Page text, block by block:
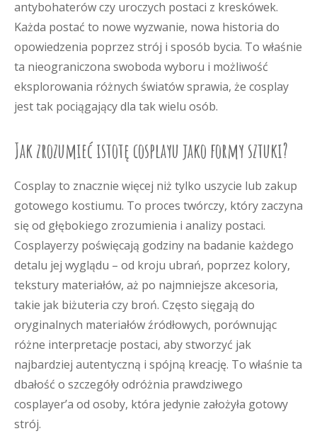
antybohaterów czy uroczych postaci z kreskówek.
Każda postać to nowe wyzwanie, nowa historia do
opowiedzenia poprzez strój i sposób bycia. To właśnie
ta nieograniczona swoboda wyboru i możliwość
eksplorowania różnych światów sprawia, że cosplay
jest tak pociągający dla tak wielu osób.
Jak zrozumieć istotę cosplayu jako formy sztuki?
Cosplay to znacznie więcej niż tylko uszycie lub zakup
gotowego kostiumu. To proces twórczy, który zaczyna
się od głębokiego zrozumienia i analizy postaci.
Cosplayerzy poświęcają godziny na badanie każdego
detalu jej wyglądu – od kroju ubrań, poprzez kolory,
tekstury materiałów, aż po najmniejsze akcesoria,
takie jak biżuteria czy broń. Często sięgają do
oryginalnych materiałów źródłowych, porównując
różne interpretacje postaci, aby stworzyć jak
najbardziej autentyczną i spójną kreację. To właśnie ta
dbałość o szczegóły odróżnia prawdziwego
cosplayer’a od osoby, która jedynie założyła gotowy
strój.